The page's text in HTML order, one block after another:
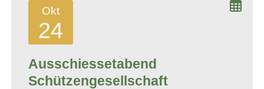
Okt
24
Ausschiessetabend
Schützengesellschaft